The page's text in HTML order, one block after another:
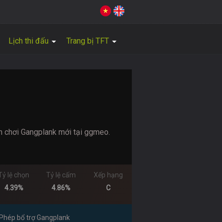
Lịch thi đấu Trang bị TFT
chơi Gangplank mới tại ggmeo.
lệ chọn
4.39%
Tỷ lệ cấm
4.86%
Xếp hạng
C
bổ trợ Gangplank